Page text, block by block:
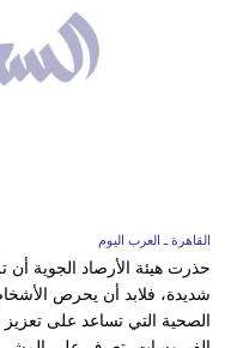
القاهرة ـ العرب اليوم
حذرت هيئة الأرصاد الجوية أن
شديدة، فلابد أن يحرص
الصحية التي تساعد على